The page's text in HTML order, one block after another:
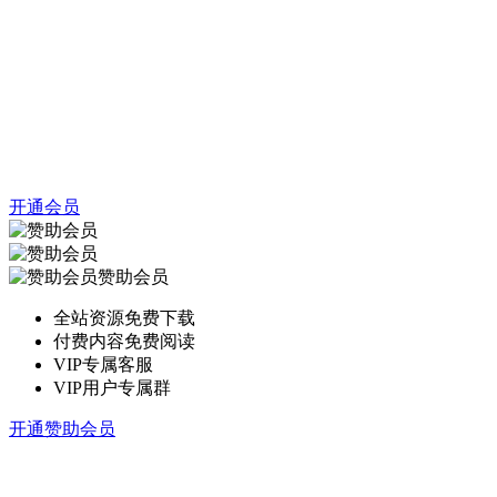
开通会员
赞助会员
全站资源免费下载
付费内容免费阅读
VIP专属客服
VIP用户专属群
开通赞助会员